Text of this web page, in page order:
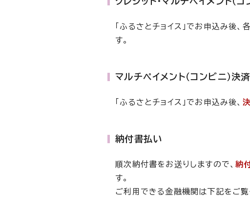
「ふるさとチョイス」でお申込み後
す。
マルチペイメント（コンビニ）決済
「ふるさとチョイス」でお申込み後、
納付書払い
順次納付書をお送りしますので、納
す。
ご利用できる金融機関は下記をご覧